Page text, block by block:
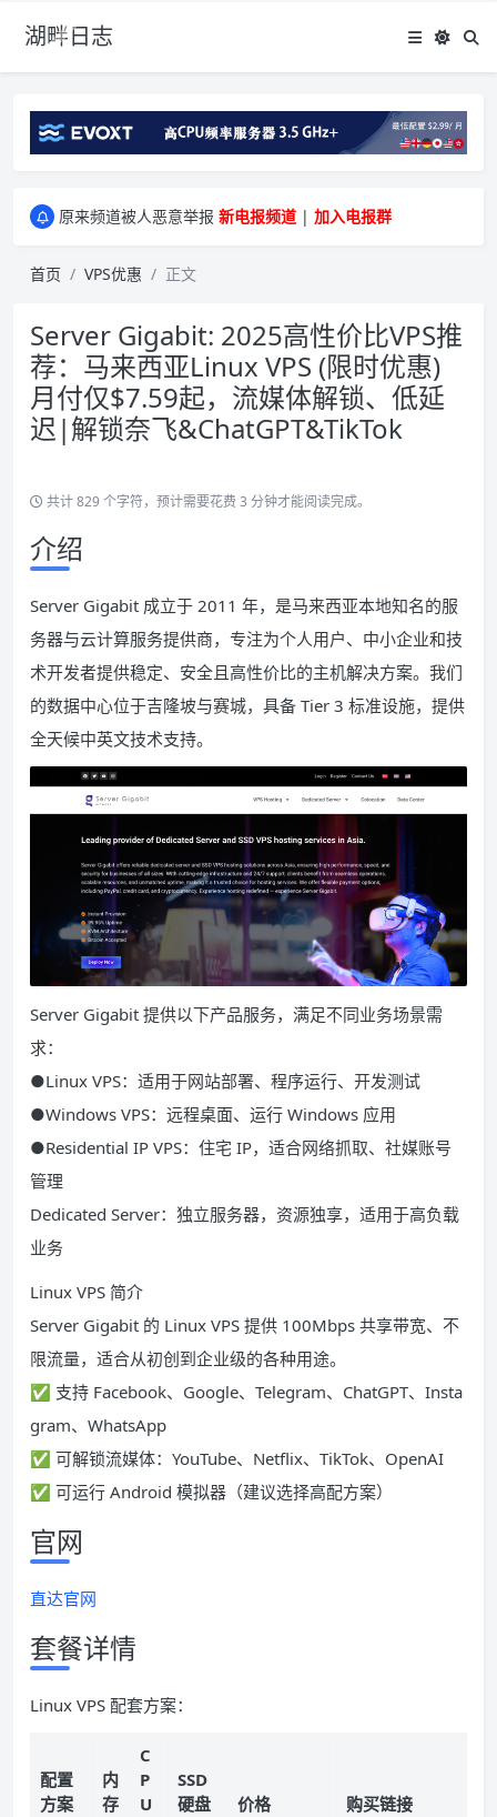
湖畔日志
greenwebpage|香港|日本|新加坡|美国等多地vps测评|移动直连|1Gbps带宽|年付€29
原来频道被人恶意举报 新电报频道 | 加入电报群
首页 VPS优惠 正文
Server Gigabit: 2025高性价比VPS推
荐：马来西亚Linux VPS (限时优惠)
月付仅$7.59起，流媒体解锁、低延
迟|解锁奈飞&ChatGPT&TikTok
共计 829 个字符，预计需要花费 3 分钟才能阅读完成。
介绍
Server Gigabit 成立于 2011 年，是马来西亚本地知名的服
务器与云计算服务提供商，专注为个人用户、中小企业和技
术开发者提供稳定、安全且高性价比的主机解决方案。我们
的数据中心位于吉隆坡与赛城，具备 Tier 3 标准设施，提供
全天候中英文技术支持。
Server Gigabit 提供以下产品服务，满足不同业务场景需
求：
●Linux VPS：适用于网站部署、程序运行、开发测试
●Windows VPS：远程桌面、运行 Windows 应用
●Residential IP VPS：住宅 IP，适合网络抓取、社媒账号
管理
Dedicated Server：独立服务器，资源独享，适用于高负载
业务
Linux VPS 简介
Server Gigabit 的 Linux VPS 提供 100Mbps 共享带宽、不
限流量，适合从初创到企业级的各种用途。
✅ 支持 Facebook、Google、Telegram、ChatGPT、Insta
gram、WhatsApp
✅ 可解锁流媒体：YouTube、Netflix、TikTok、OpenAI
✅ 可运行 Android 模拟器（建议选择高配方案）
官网
直达官网
套餐详情
Linux VPS 配套方案：
配置
方案
内
存
C
P
U
SSD
硬盘
价格
购买链接